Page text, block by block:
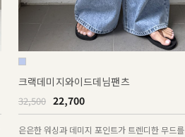
크랙데미지와이드데님팬츠
32,500 22,700
은은한 워싱과 데미지 포인트가 트렌디한 무드